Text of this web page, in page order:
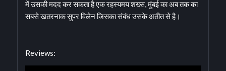
में उसकी मदद कर सकता है एक रहस्यमय शख्स, मुंबई का अब तक का
सबसे खतरनाक सुपर विलेन जिसका संबंध उसके अतीत से है।
Reviews: